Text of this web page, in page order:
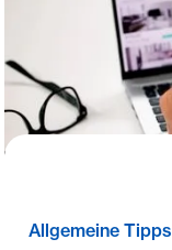
Allgemeine Tipps